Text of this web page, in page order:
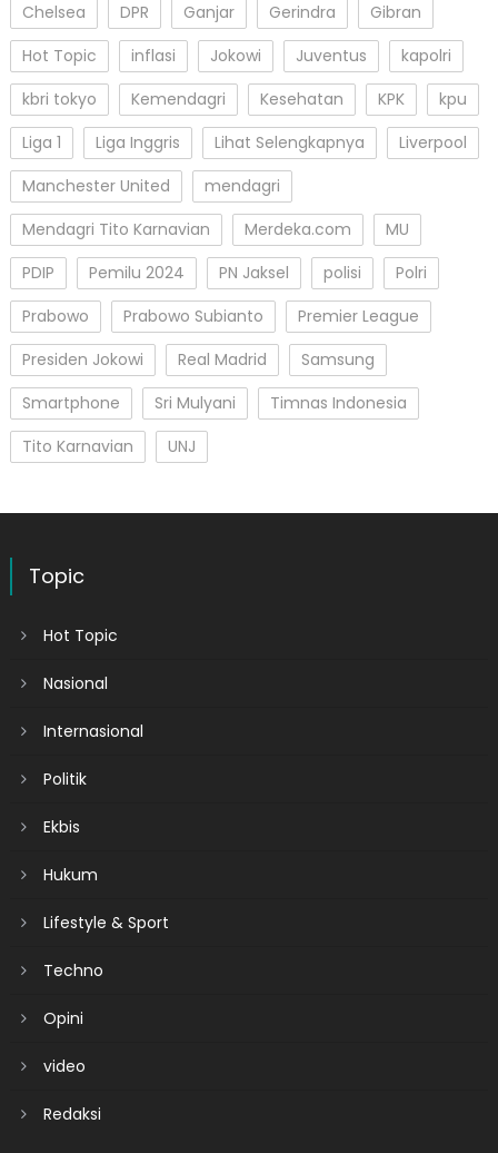
Chelsea
DPR Ganjar Gerindra
Gibran
Hot Topic
inflasi Jokowi Juventus
kapolri
kbri tokyo
Kemendagri Kesehatan KPK
kpu
Liga 1
Liga Inggris Lihat Selengkapnya
Liverpool
Manchester United
mendagri
Mendagri Tito Karnavian
Merdeka.com
MU
PDIP
Pemilu 2024 PN Jaksel polisi
Polri
Prabowo
Prabowo Subianto
Premier League
Presiden Jokowi
Real Madrid
Samsung
Smartphone
Sri Mulyani
Timnas Indonesia
Tito Karnavian
UNJ
Topic
Hot Topic
Nasional
Internasional
Politik
Ekbis
Hukum
Lifestyle & Sport
Techno
Opini
video
Redaksi